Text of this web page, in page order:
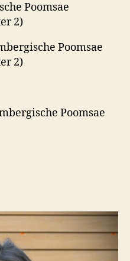
Poomsae
2)
Poomsae
2)
Poomsae